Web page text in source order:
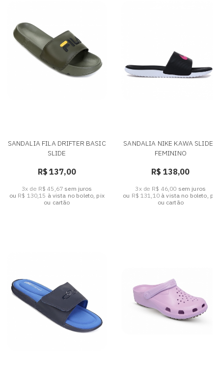
SANDALIA FILA DRIFTER BASIC
SLIDE
R$ 137,00
3x de R$ 45,67 sem juros
ou R$ 130,15 à vista no boleto, pix
ou cartão
SANDALIA NIKE KAWA SLIDE -
FEMININO
R$ 138,00
3x de R$ 46,00 sem juros
ou R$ 131,10à vista no boleto, pix
ou cartão